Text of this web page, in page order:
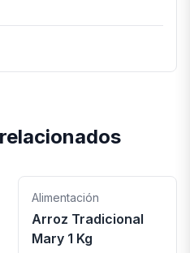
Alimentación
Arroz Tradicional
Mary 1 Kg